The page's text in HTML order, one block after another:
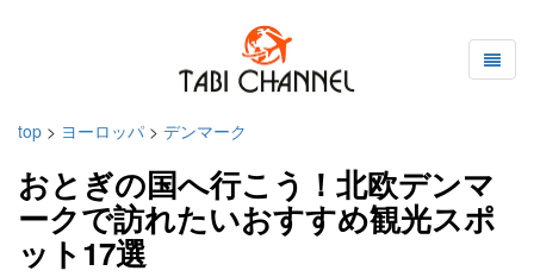
top > ヨーロッパ > デンマーク
おとぎの国へ行こう！北欧デンマ
ークで訪れたいおすすめ観光スポ
ット17選